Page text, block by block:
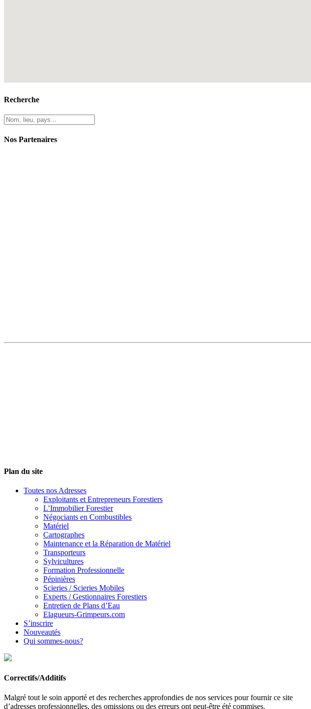
Recherche
Nos Partenaires
Plan du site
Toutes nos Adresses
Exploitants et Entrepreneurs Forestiers
L’Immobilier Forestier
Négociants en Combustibles
Matériel
Cartographes
Maintenance et la Réparation de Matériel
Transporteurs
Sylvicultures
Formation Professionnelle
Pépinières
Scieries / Scieries Mobiles
Experts / Gestionnaires Forestiers
Entretien de Plans d’Eau
Elagueurs-Grimpeurs.com
S’inscrire
Nouveautés
Qui sommes-nous?
Correctifs/Additifs
Malgré tout le soin apporté et des recherches approfondies de nos services pour fournir ce site
d’adresses professionnelles, des omissions ou des erreurs ont peut-être été commises.